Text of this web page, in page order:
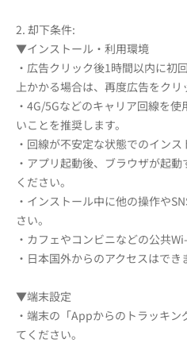
2. 却下条件:
▼インストール・利用環境
・広告クリック後1時間以内に初
上かかる場合は、再度広告をクリ
・4G/5Gなどのキャリア回線を
いことを推奨します。
・回線が不安定な状態でのインス
・アプリ起動後、ブラウザが起
ください。
・インストール中に他の操作や
さい。
・カフェやコンビニなどの公共
・日本国外からのアクセスはでき
▼端末設定
・端末の「Appからのトラッキ
てください。